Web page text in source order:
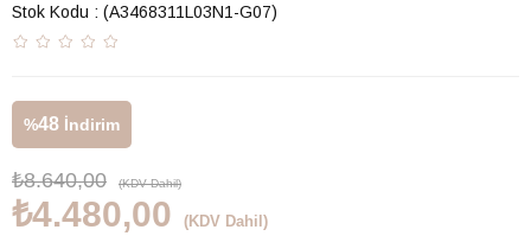
Stok Kodu (A3468311L03N1-G07)
%48 İndirim
₺8.640,00 (KDV Dahil)
₺4.480,00 (KDV Dahil)